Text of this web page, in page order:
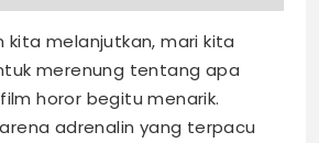
kita melanjutkan, mari kita
merenung tentang apa
horor begitu menarik.
adrenalin yang terpacu